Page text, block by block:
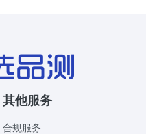
其他服务
合规服务